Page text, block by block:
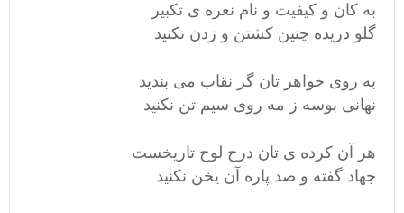
به كان و كيفيت و نام نعره ى تكبير
گلو دريده چنين كشتن و زدن نكنيد
به روى خواهر تان گر نقاب مى بنديد
نهانى بوسه ز مه روى سيم تن نكنيد
هر آن كرده ى تان درج لوح تاريخست
جهاد گفته و صد پاره آن يخن نكنيد